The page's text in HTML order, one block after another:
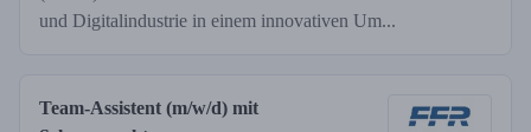
und Digitalindustrie in einem innovativen Um...
Team-Assistent (m/w/d) mit